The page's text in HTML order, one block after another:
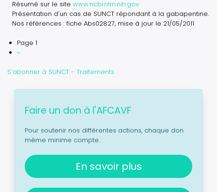
Résumé sur le site www.ncbi.nlm.nih.gov
Présentation d'un cas de SUNCT répondant à la gabapentine.
Nos références : fiche Abs02827, mise à jour le 21/05/2011
Pagination
Page 1
Next
››
S'abonner à SUNCT - Traitements
Faire un don à l'AFCAVF
Pour soutenir nos différentes actions, chaque don
même minime compte.
En savoir plus